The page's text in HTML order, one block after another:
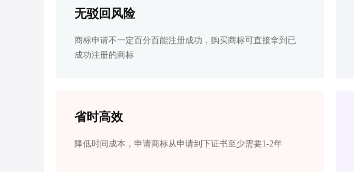
无驳回风险
商标申请不一定百分百能注册成功，购买商标可直接拿到已
成功注册的商标
省时高效
降低时间成本，申请商标从申请到下证书至少需要1-2年